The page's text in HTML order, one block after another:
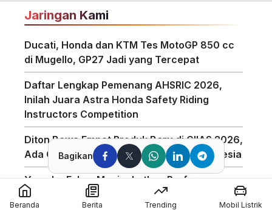
Jaringan Kami
Ducati, Honda dan KTM Tes MotoGP 850 cc
di Mugello, GP27 Jadi yang Tercepat
Daftar Lengkap Pemenang AHSRIC 2026,
Inilah Juara Astra Honda Safety Riding
Instructors Competition
Diton Bawa Empat Produk Baru di GIIAS 2026,
Ada Compound Aerosol Pertama di Indonesia
Yamaha Fokus Meningkatkan Performa
Bagian Depan Untuk Motor 850cc
Bagikan
Beranda Berita Trending Mobil Listrik